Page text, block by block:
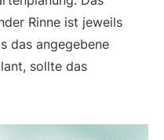
Rinne ist jeweils
das angegebene
sollte das